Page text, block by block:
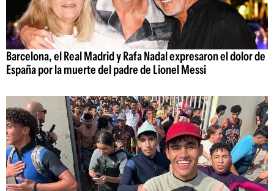
Barcelona, el Real Madrid y Rafa Nadal expresaron el dolor de
España por la muerte del padre de Lionel Messi